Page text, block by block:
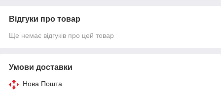
Відгуки про товар
Ще немає відгуків про цей товар
Умови доставки
Нова Пошта